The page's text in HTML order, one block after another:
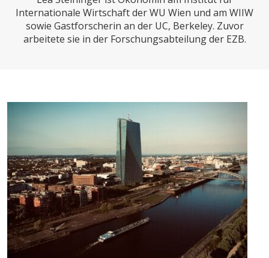
SUCHE
ABO/LOGIN
ECONOMISTS FOR FUTURE
DEUTSCHLAND
Internationale Wirtschaft der WU Wien und am WIIW
sowie Gastforscherin an der UC, Berkeley. Zuvor
arbeitete sie in der Forschungsabteilung der EZB.